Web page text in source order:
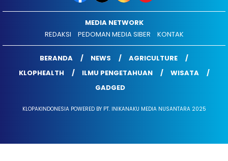
MEDIA NETWORK
REDAKSI
PEDOMAN MEDIA SIBER KONTAK
BERANDA NEWS
AGRICULTURE
KLOPHEALTH
ILMU PENGETAHUAN
WISATA
GADGED
KLOPAKINDONESIA POWERED BY PT. INIKANAKU MEDIA NUSANTARA 2025